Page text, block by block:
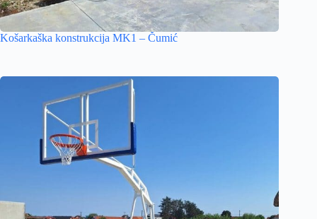
Košarkaška konstrukcija MK1 – Čumić